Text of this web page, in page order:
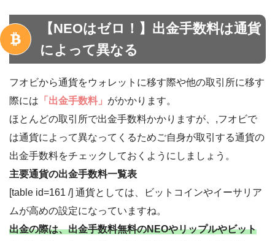
【NEOはゼロ！】出金手数料は通貨
によって異なる
フオビから通貨をウォレットに移す際や他の取引所に移す
際には 「出金手数料」 がかかります。
ほとんどの取引所で出金手数料かかりますが、,フオビで
は通貨によって異なってくるためご自身が取引する通貨の
出金手数料をチェックしておくようにしましょう。
主要通貨の出金手数料一覧表
[table id=161 /] 通貨としては、ビットコインやイーサリア
ムが高めの設定になっていますね。
出金の際は、出金手数料無料のNEOやリップルやビット